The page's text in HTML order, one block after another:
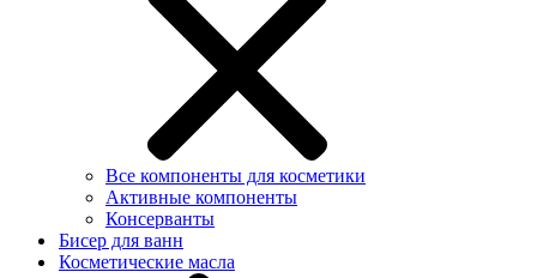
Все компоненты для косметики
Активные компоненты
Консерванты
Бисер для ванн
Косметические масла